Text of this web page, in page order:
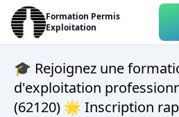
Formation Permis
Exploitation
🎓 Rejoignez une
d'exploitation
(62120) 🌟 Inscription